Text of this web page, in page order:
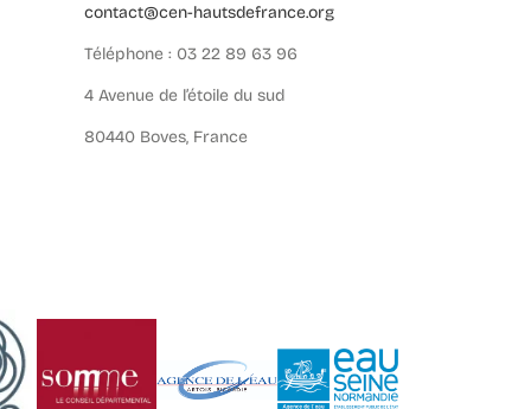
contact@cen-hautsdefrance.org
Téléphone : 03 22 89 63 96
4 Avenue de l’étoile du sud
80440 Boves, France